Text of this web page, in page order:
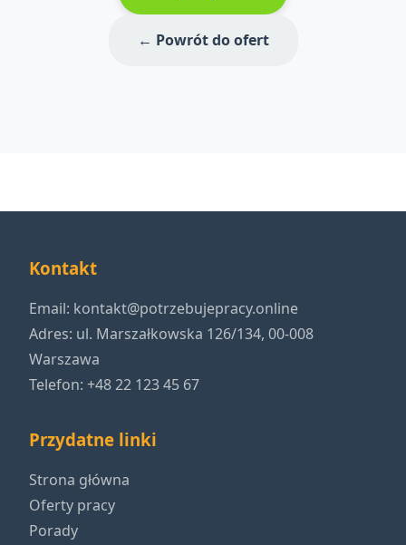
← Powrót do ofert
Kontakt
Email: kontakt@potrzebujepracy.online
Adres: ul. Marszałkowska 126/134, 00-008
Warszawa
Telefon: +48 22 123 45 67
Przydatne linki
Strona główna
Oferty pracy
Porady